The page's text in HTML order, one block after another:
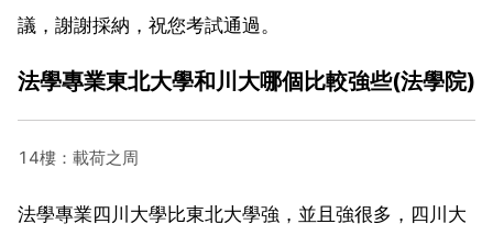
議，謝謝採納，祝您考試通過。
法學專業東北大學和川大哪個比較強些(法學院)
14樓：載荷之周
法學專業四川大學比東北大學強，並且強很多，四川大